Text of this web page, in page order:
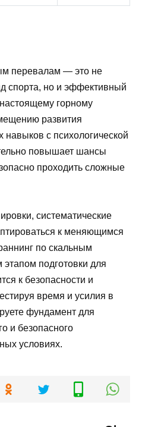
перевалам — это не
спорта, но и эффективный
горному
развития
навыков с психологической
повышает шансы
проходить сложные
систематические
к меняющимся
по скальным
подготовки для
к безопасности и
время и усилия в
фундамент для
и безопасного
условиях.